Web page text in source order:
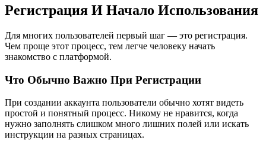
Регистрация И Начало Использования
Для многих пользователей первый шаг — это регистрация.
Чем проще этот процесс, тем легче человеку начать
знакомство с платформой.
Что Обычно Важно При Регистрации
При создании аккаунта пользователи обычно хотят видеть
простой и понятный процесс. Никому не нравится, когда
нужно заполнять слишком много лишних полей или искать
инструкции на разных страницах.